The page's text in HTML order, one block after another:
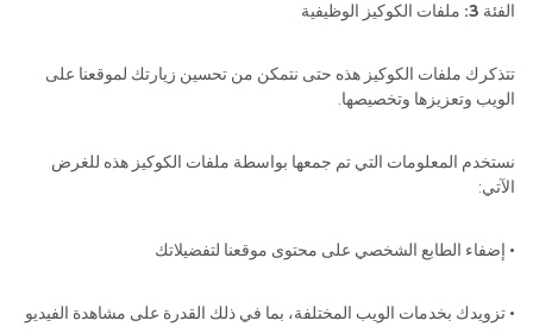
الفئة 3: ملفات الكوكيز الوظيفية
تتذكرك ملفات الكوكيز هذه حتى نتمكن من تحسين زيارتك لموقعنا على
الويب وتعزيزها وتخصيصها.
نستخدم المعلومات التي تم جمعها بواسطة ملفات الكوكيز هذه للغرض
الآتي:
• إضفاء الطابع الشخصي على محتوى موقعنا لتفضيلاتك
• تزويدك بخدمات الويب المختلفة، بما في ذلك القدرة على مشاهدة الفيديو